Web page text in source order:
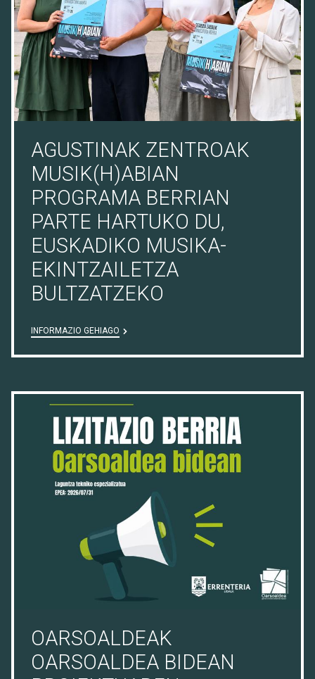
AGUSTINAK ZENTROAK
MUSIK(H)ABIAN
PROGRAMA BERRIAN
PARTE HARTUKO DU,
EUSKADIKO MUSIKA-
EKINTZAILETZA
BULTZATZEKO
INFORMAZIO GEHIAGO
16/07/26
OARSOALDEAK
OARSOALDEA BIDEAN